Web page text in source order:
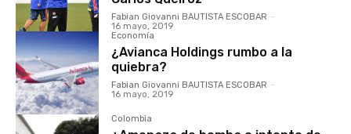
Fabian Giovanni BAUTISTA ESCOBAR -
16 mayo, 2019
Economía
¿Avianca Holdings rumbo a la
quiebra?
Fabian Giovanni BAUTISTA ESCOBAR -
16 mayo, 2019
Colombia